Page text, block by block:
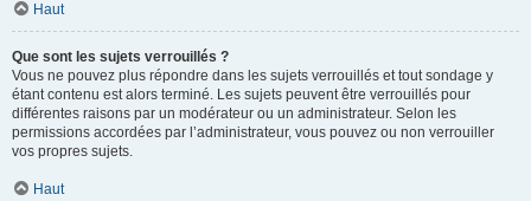
Haut
Que sont les sujets verrouillés ?
Vous ne pouvez plus répondre dans les sujets verrouillés et tout sondage y
étant contenu est alors terminé. Les sujets peuvent être verrouillés pour
différentes raisons par un modérateur ou un administrateur. Selon les
permissions accordées par l’administrateur, vous pouvez ou non verrouiller
vos propres sujets.
Haut